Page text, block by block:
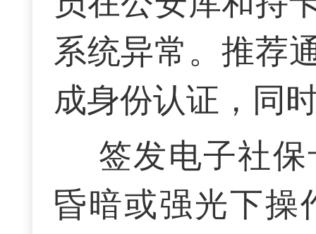
系统异常。推荐
成身份认证，同
签发电子社
昏暗或强光下操